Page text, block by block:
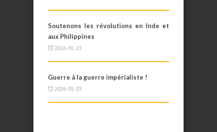
Soutenons les révolutions en Inde et
aux Philippines
2026-01-23
Guerre à la guerre impérialiste !
2026-01-23